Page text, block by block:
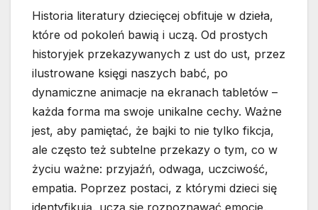
Historia literatury dziecięcej obfituje w dzieła,
które od pokoleń bawią i uczą. Od prostych
historyjek przekazywanych z ust do ust, przez
ilustrowane księgi naszych babć, po
dynamiczne animacje na ekranach tabletów –
każda forma ma swoje unikalne cechy. Ważne
jest, aby pamiętać, że bajki to nie tylko fikcja,
ale często też subtelne przekazy o tym, co w
życiu ważne: przyjaźń, odwaga, uczciwość,
empatia. Poprzez postaci, z którymi dzieci się